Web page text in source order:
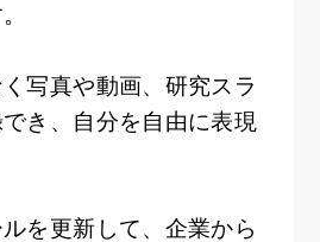
写真や動画、研究スラ
き、自分を自由に表現
を更新して、企業から